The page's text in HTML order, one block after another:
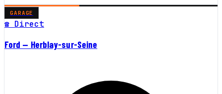
GARAGE
☎ Direct
Ford — Herblay-sur-Seine